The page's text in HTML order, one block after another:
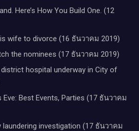
Here’s How You Build One. (12
wife to divorce (16 ธันวาคม 2019)
the nominees (17 ธันวาคม 2019)
hospital underway in City of
Eve: Best Events, Parties (17 ธันวาคม
investigation (17 ธันวาคม